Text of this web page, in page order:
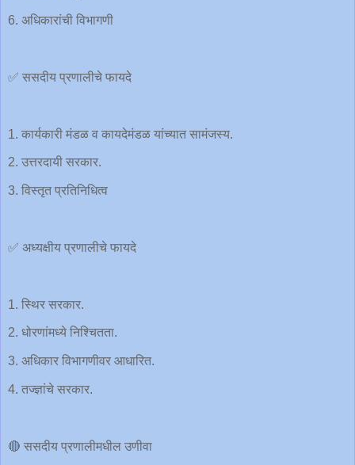
6. अधिकारांची विभागणी
✅ ससदीय प्रणालीचे फायदे
1. कार्यकारी मंडळ व कायदेमंडळ यांच्यात सामंजस्य.
2. उत्तरदायी सरकार.
3. विस्तृत प्रतिनिधित्व
✅ अध्यक्षीय प्रणालीचे फायदे
1. स्थिर सरकार.
2. धोरणांमध्ये निश्चितता.
3. अधिकार विभागणीवर आधारित.
4. तज्ज्ञांचे सरकार.
🔴 ससदीय प्रणालीमधील उणीवा